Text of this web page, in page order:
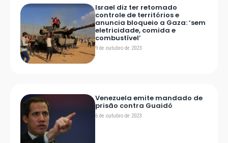
Israel diz ter retomado
controle de territórios e
anuncia bloqueio a Gaza: ‘sem
eletricidade, comida e
combustível’
9 de outubro de 2023
Venezuela emite mandado de
prisão contra Guaidó
6 de outubro de 2023